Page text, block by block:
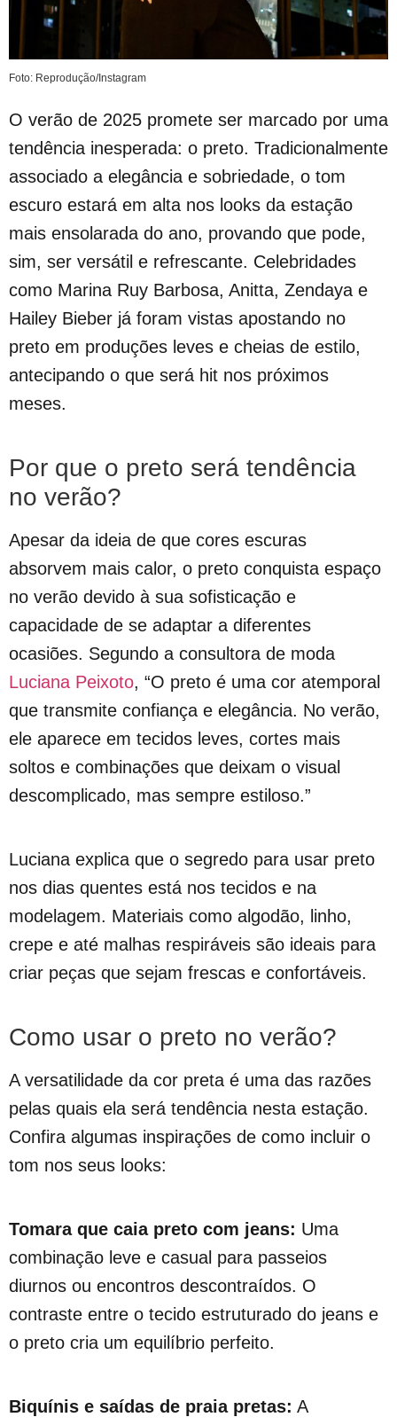
Foto: Reprodução/Instagram
O verão de 2025 promete ser marcado por uma
tendência inesperada: o preto. Tradicionalmente
associado a elegância e sobriedade, o tom
escuro estará em alta nos looks da estação
mais ensolarada do ano, provando que pode,
sim, ser versátil e refrescante. Celebridades
como Marina Ruy Barbosa, Anitta, Zendaya e
Hailey Bieber já foram vistas apostando no
preto em produções leves e cheias de estilo,
antecipando o que será hit nos próximos
meses.
Por que o preto será tendência
no verão?
Apesar da ideia de que cores escuras
absorvem mais calor, o preto conquista espaço
no verão devido à sua sofisticação e
capacidade de se adaptar a diferentes
ocasiões. Segundo a consultora de moda
Luciana Peixoto, “O preto é uma cor atemporal
que transmite confiança e elegância. No verão,
ele aparece em tecidos leves, cortes mais
soltos e combinações que deixam o visual
descomplicado, mas sempre estiloso.”
Luciana explica que o segredo para usar preto
nos dias quentes está nos tecidos e na
modelagem. Materiais como algodão, linho,
crepe e até malhas respiráveis são ideais para
criar peças que sejam frescas e confortáveis.
Como usar o preto no verão?
A versatilidade da cor preta é uma das razões
pelas quais ela será tendência nesta estação.
Confira algumas inspirações de como incluir o
tom nos seus looks:
Tomara que caia preto com jeans: Uma
combinação leve e casual para passeios
diurnos ou encontros descontraídos. O
contraste entre o tecido estruturado do jeans e
o preto cria um equilíbrio perfeito.
Biquínis e saídas de praia pretas: A